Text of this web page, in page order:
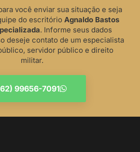
você enviar sua situação e seja
do escritório Agnaldo Bastos
. Informe seus dados
deseje contato de um especialista
servidor público e direito
militar.
99656-7091